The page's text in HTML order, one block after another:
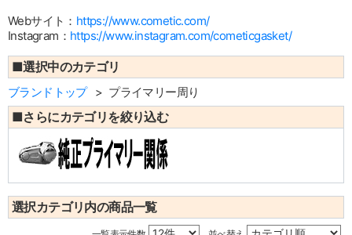
Webサイト： https://www.cometic.com/
Instagram： https://www.instagram.com/cometicgasket/
■選択中のカテゴリ
ブランドトップ プライマリー周り
■さらにカテゴリを絞り込む
選択カテゴリ内の商品一覧